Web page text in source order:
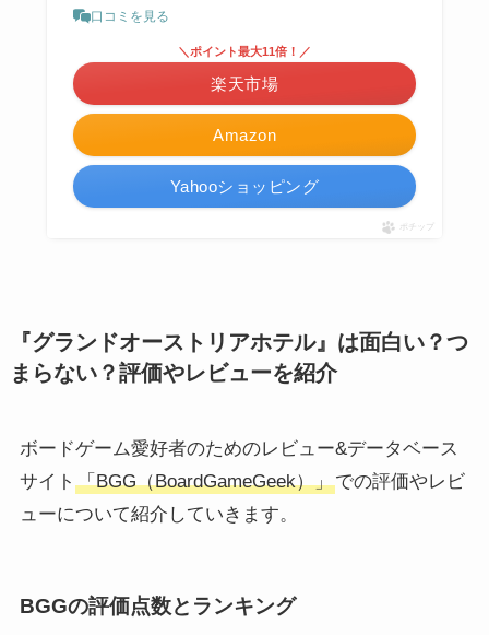
口コミを見る
Amazon
＼ポイント最大11倍！／
楽天市場
Yahooショッピング
ポチップ
『グランドオーストリアホテル』は面白い？つ
まらない？評価やレビューを紹介
ボードゲーム愛好者のためのレビュー&データベース
サイト 「BGG（BoardGameGeek）」での評価やレビ
ューについて紹介していきます。
BGGの評価点数とランキング